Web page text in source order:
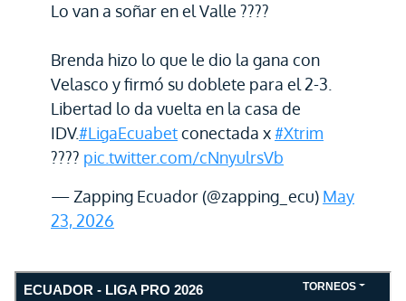
Lo van a soñar en el Valle ????
Brenda hizo lo que le dio la gana con
Velasco y firmó su doblete para el 2-3.
Libertad lo da vuelta en la casa de
IDV.#LigaEcuabetconectada x#Xtrim
???? pic.twitter.com/cNnyulrsVb
— Zapping Ecuador (@zapping_ecu) May
23, 2026